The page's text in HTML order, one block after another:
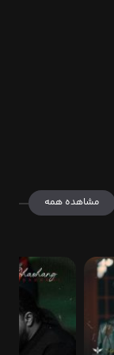
مشاهده همه